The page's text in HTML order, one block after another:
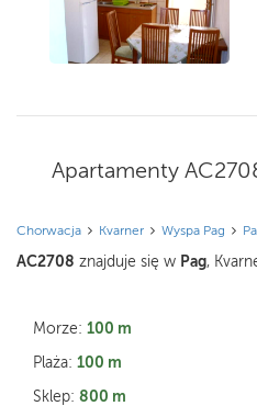
Apartamenty
Chorwacja Kvarner Wyspa Pag
AC2708 znajduje się w Pag,
Morze: 100 m
Plaża: 100 m
Sklep: 800 m